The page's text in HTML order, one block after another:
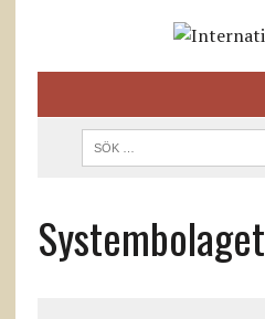
Systembolaget